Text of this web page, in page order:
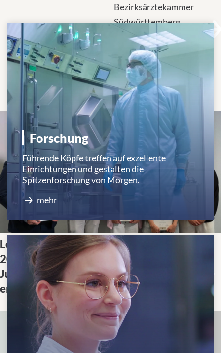
Bezirksärztekammer
Südwürttemberg
unterzeichnen
Vereinbarung zur
Anerkennung
patientennaher
Forschung.
Lehrpreise
2025: Die
Jury hat
entschieden!
Die Medizinische Fakultät
Tübingen hat die SPIRIT-
Lehrpreise an herausragende
Dozierende verliehen.
Forschung
Führende Köpfe treffen auf exzellente
Einrichtungen und gestalten die
Spitzenforschung von Morgen.
mehr